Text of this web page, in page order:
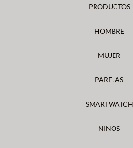
PRODUCTOS
HOMBRE
MUJER
PAREJAS
SMARTWATCH
NIÑOS